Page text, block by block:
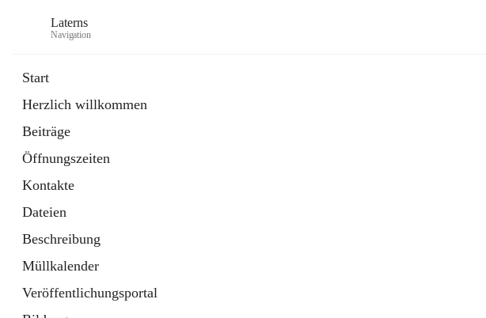
Laterns
Navigation
Start
Herzlich willkommen
Beiträge
Öffnungszeiten
Kontakte
Dateien
Beschreibung
Müllkalender
Veröffentlichungsportal